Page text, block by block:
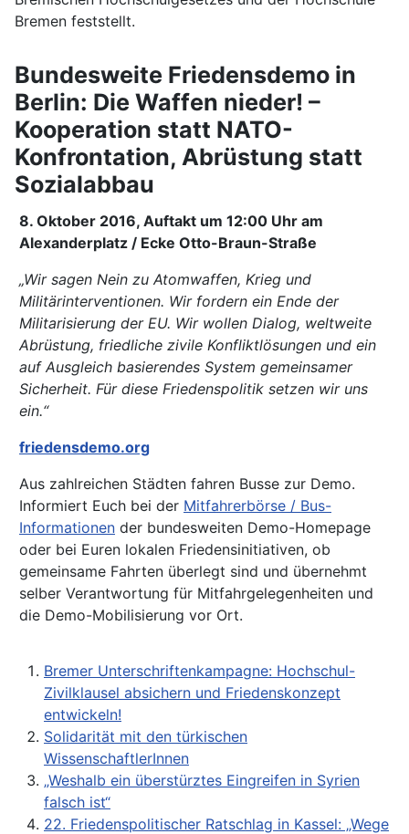
Bremen feststellt.
Bundesweite Friedensdemo in
Berlin: Die Waffen nieder! –
Kooperation statt NATO-
Konfrontation, Abrüstung statt
Sozialabbau
8. Oktober 2016, Auftakt um 12:00 Uhr am
Alexanderplatz / Ecke Otto-Braun-Straße
„Wir sagen Nein zu Atomwaffen, Krieg und
Militärinterventionen. Wir fordern ein Ende der
Militarisierung der EU. Wir wollen Dialog, weltweite
Abrüstung, friedliche zivile Konfliktlösungen und ein
auf Ausgleich basierendes System gemeinsamer
Sicherheit. Für diese Friedenspolitik setzen wir uns
ein.“
friedensdemo.org
Aus zahlreichen Städten fahren Busse zur Demo.
Informiert Euch bei der Mitfahrerbörse / Bus-
Informationen der bundesweiten Demo-Homepage
oder bei Euren lokalen Friedensinitiativen, ob
gemeinsame Fahrten überlegt sind und übernehmt
selber Verantwortung für Mitfahrgelegenheiten und
die Demo-Mobilisierung vor Ort.
Bremer Unterschriftenkampagne: Hochschul-
Zivilklausel absichern und Friedenskonzept
entwickeln!
Solidarität mit den türkischen
WissenschaftlerInnen
„Weshalb ein überstürztes Eingreifen in Syrien
falsch ist“
22. Friedenspolitischer Ratschlag in Kassel: „Wege